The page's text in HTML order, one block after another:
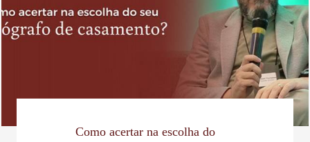
Como acertar na escolha do